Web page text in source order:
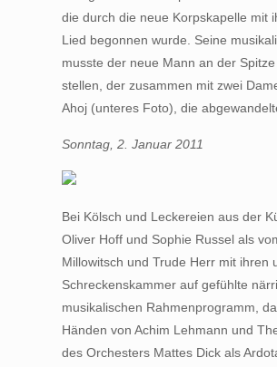
die durch die neue Korpskapelle mit
Lied begonnen wurde. Seine
musste der neue Mann an der
stellen, der zusammen mit zwei
Ahoj (unteres Foto), die
Sonntag, 2. Januar 2011
Bei Kölsch und Leckereien aus der
Oliver Hoff und Sophie Russel als
Millowitsch und Trude Herr mit ihren
Schreckenskammer auf gefühlte
musikalischen Rahmenprogramm,
Händen von Achim Lehmann und
des Orchesters Mattes Dick als